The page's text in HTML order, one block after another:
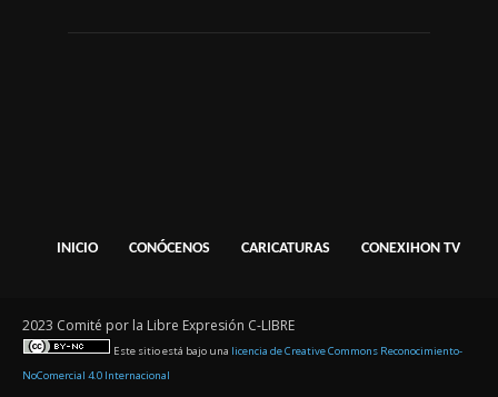
INICIO CONÓCENOS CARICATURAS CONEXIHON TV
2023 Comité por la Libre Expresión C-LIBRE
Este sitio está bajo una licencia de Creative Commons Reconocimiento-
NoComercial 4.0 Internacional